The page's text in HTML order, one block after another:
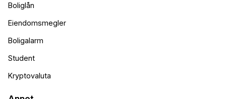
Boliglån
Eiendomsmegler
Boligalarm
Student
Kryptovaluta